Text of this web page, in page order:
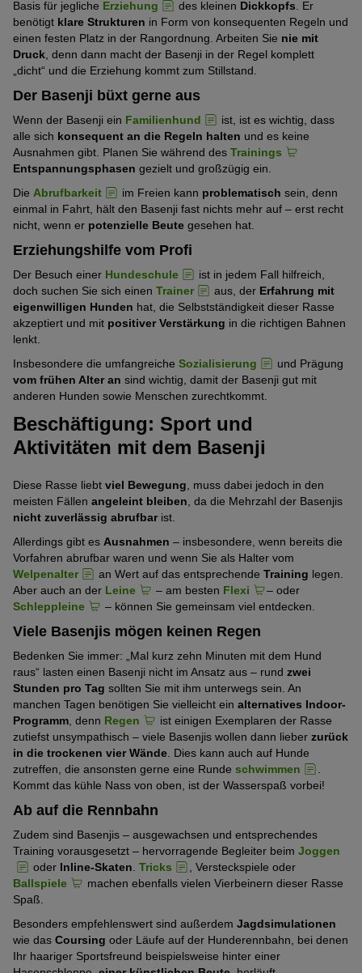
Basis für jegliche Erziehung des kleinen Dickkopfs. Er
benötigt klare Strukturen in Form von konsequenten Regeln und
einen festen Platz in der Rangordnung. Arbeiten Sie nie mit
Druck, denn dann macht der Basenji in der Regel komplett
„dicht“ und die Erziehung kommt zum Stillstand.
Der Basenji büxt gerne aus
Wenn der Basenji ein Familienhund
ist, ist es wichtig, dass
alle sich konsequent an die Regeln halten und es keine
Ausnahmen gibt. Planen Sie während des Trainings
Entspannungsphasen gezielt und großzügig ein.
Die Abrufbarkeit im Freien kann problematisch sein, denn
einmal in Fahrt, hält den Basenji fast nichts mehr auf – erst recht
nicht, wenn er potenzielle Beute gesehen hat.
Erziehungshilfe vom Profi
Der Besuch einer Hundeschule
ist in jedem Fall hilfreich,
doch suchen Sie sich einen Trainer aus, der Erfahrung mit
eigenwilligen Hunden hat, die Selbstständigkeit dieser Rasse
akzeptiert und mit positiver Verstärkung in die richtigen Bahnen
lenkt.
Insbesondere die umfangreiche Sozialisierung
und Prägung
vom frühen Alter an sind wichtig, damit der Basenji gut mit
anderen Hunden sowie Menschen zurechtkommt.
Beschäftigung: Sport und
Aktivitäten mit dem Basenji
Diese Rasse liebt viel Bewegung , muss dabei jedoch in den
meisten Fällen angeleint bleiben , da die Mehrzahl der Basenjis
nicht zuverlässig abrufbarist.
Allerdings gibt es Ausnahmen – insbesondere, wenn bereits die
Vorfahren abrufbar waren und wenn Sie als Halter vom
Welpenalter
an Wert auf das entsprechende Training legen.
Aber auch an der Leine – am besten Flexi
– oder
Schleppleine
– können Sie gemeinsam viel entdecken.
Viele Basenjis mögen keinen Regen
Bedenken Sie immer: „Mal kurz zehn Minuten mit dem Hund
raus“ lasten einen Basenji nicht im Ansatz aus – rund zwei
Stunden pro Tag sollten Sie mit ihm unterwegs sein. An
manchen Tagen benötigen Sie vielleicht ein alternatives Indoor-
Programm , denn Regen
ist einigen Exemplaren der Rasse
zutiefst unsympathisch – viele Basenjis wollen dann lieber zurück
in die trockenen vier Wände . Dies kann auch auf Hunde
zutreffen, die ansonsten gerne eine Runde schwimmen
Kommt das kühle Nass von oben, ist der Wasserspaß vorbei!
Ab auf die Rennbahn
Zudem sind Basenjis – ausgewachsen und entsprechendes
Training vorausgesetzt – hervorragende Begleiter beim Joggen
oder Inline-Skaten Tricks
, Versteckspiele oder
Ballspiele
machen ebenfalls vielen Vierbeinern dieser Rasse
Spaß.
Besonders empfehlenswert sind außerdem Jagdsimulationen
wie das Coursing oder Läufe auf der Hunderennbahn, bei denen
Ihr haariger Sportsfreund beispielsweise hinter einer